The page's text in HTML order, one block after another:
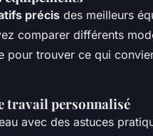
précis des meilleurs
comparer différents
pour trouver ce qui
travail personnalisé
avec des astuces